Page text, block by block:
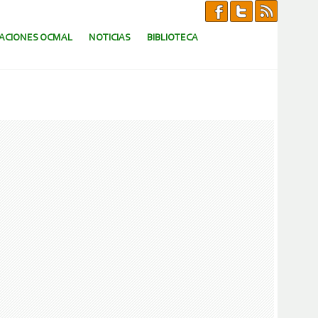
OCMAL NOTICIAS BIBLIOTECA